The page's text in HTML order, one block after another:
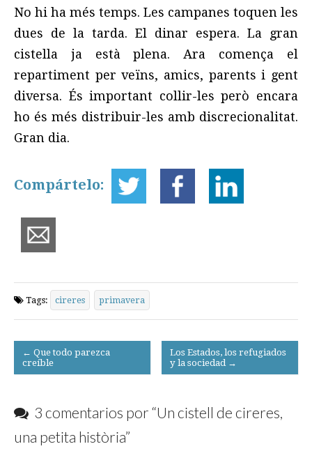
No hi ha més temps. Les campanes toquen les
dues de la tarda. El dinar espera. La gran
cistella ja està plena. Ara comença el
repartiment per veïns, amics, parents i gent
diversa. És important collir-les però encara
ho és més distribuir-les amb discrecionalitat.
Gran dia.
Compártelo:
Tags: cireres primavera
Post
navigation
← Que todo parezca
creíble
Los Estados, los refugiados
y la sociedad →
3 comentarios por “Un cistell de cireres,
una petita història”